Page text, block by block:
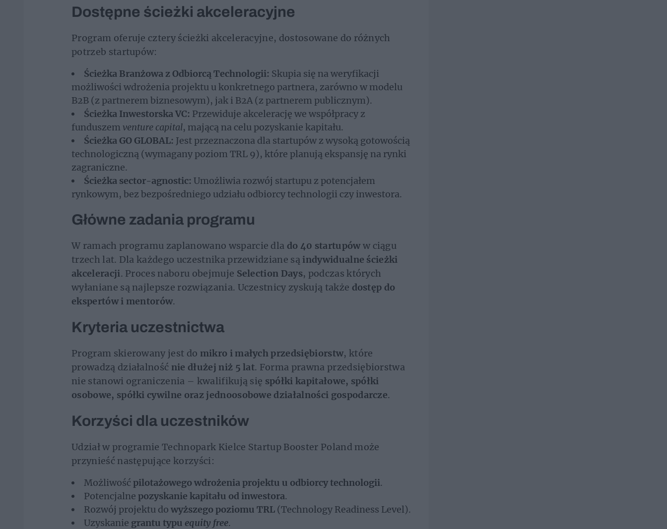
Dostępne ścieżki akceleracyjne
Program oferuje cztery ścieżki akceleracyjne, dostosowane do różnych
potrzeb startupów:
Ścieżka Branżowa z Odbiorcą Technologii: Skupia się na weryfikacji
możliwości wdrożenia projektu u konkretnego partnera, zarówno w modelu
B2B (z partnerem biznesowym), jak i B2A (z partnerem publicznym).
Ścieżka Inwestorska VC: Przewiduje akcelerację we współpracy z
funduszem venture capital, mającą na celu pozyskanie kapitału.
Ścieżka GO GLOBAL: Jest przeznaczona dla startupów z wysoką gotowością
technologiczną (wymagany poziom TRL 9), które planują ekspansję na rynki
zagraniczne.
Ścieżka sector-agnostic: Umożliwia rozwój startupu z potencjałem
rynkowym, bez bezpośredniego udziału odbiorcy technologii czy inwestora.
Główne zadania programu
W ramach programu zaplanowano wsparcie dla do 40 startupóww ciągu
trzech lat. Dla każdego uczestnika przewidziane są indywidualne ścieżki
akceleracji. Proces naboru obejmuje Selection Days, podczas których
wyłaniane są najlepsze rozwiązania. Uczestnicy zyskują także dostęp do
ekspertów i mentorów.
Kryteria uczestnictwa
Program skierowany jest do mikro i małych przedsiębiorstw, które
prowadzą działalność nie dłużej niż 5 lat. Forma prawna przedsiębiorstwa
nie stanowi ograniczenia – kwalifikują się spółki kapitałowe, spółki
osobowe, spółki cywilne oraz jednoosobowe działalności gospodarcze.
Korzyści dla uczestników
Udział w programie Technopark Kielce Startup Booster Poland może
przynieść następujące korzyści:
Możliwość pilotażowego wdrożenia projektu u odbiorcy technologii.
Potencjalne pozyskanie kapitału od inwestora.
Rozwój projektu do wyższego poziomu TRL (Technology Readiness Level).
Uzyskanie grantu typu equity free.